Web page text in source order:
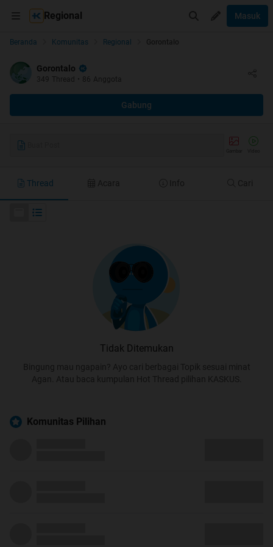
Regional Masuk
Beranda Komunitas Regional Gorontalo
Gorontalo
349 Thread • 86 Anggota
Gabung
Thread Acara Info Cari
Tidak Ditemukan
Bingung mau ngapain? Ayo cari berbagai Topik sesuai minat
Agan. Atau baca kumpulan Hot Thread pilihan KASKUS.
Komunitas Pilihan